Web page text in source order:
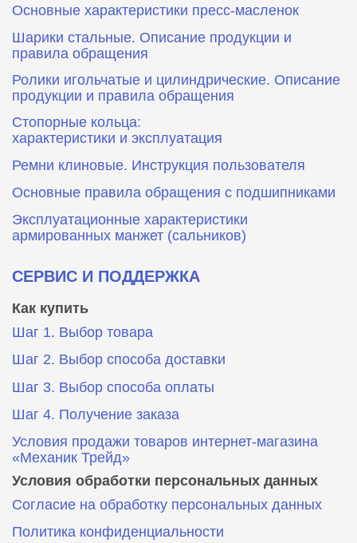
Основные характеристики пресс‑масленок
Шарики стальные. Описание продукции и
правила обращения
Ролики игольчатые и цилиндрические. Описание
продукции и правила обращения
Стопорные кольца:
характеристики и эксплуатация
Ремни клиновые. Инструкция пользователя
Основные правила обращения с подшипниками
Эксплуатационные характеристики
армированных манжет (сальников)
СЕРВИС И ПОДДЕРЖКА
Как купить
Шаг 1. Выбор товара
Шаг 2. Выбор способа доставки
Шаг 3. Выбор способа оплаты
Шаг 4. Получение заказа
Условия продажи товаров интернет-магазина
«Механик Трейд»
Условия обработки персональных данных
Согласие на обработку персональных данных
Политика конфиденциальности